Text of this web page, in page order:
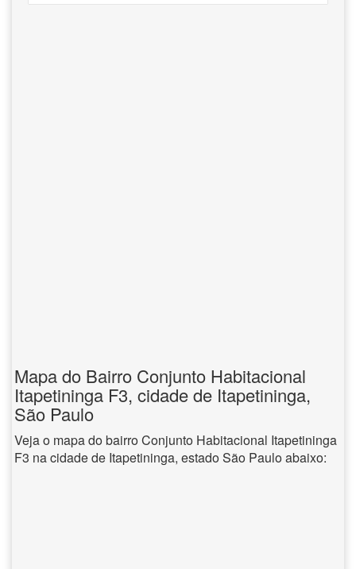
Mapa do Bairro Conjunto Habitacional
Itapetininga F3, cidade de Itapetininga,
São Paulo
Veja o mapa do bairro Conjunto Habitacional Itapetininga
F3 na cidade de Itapetininga, estado São Paulo abaixo: